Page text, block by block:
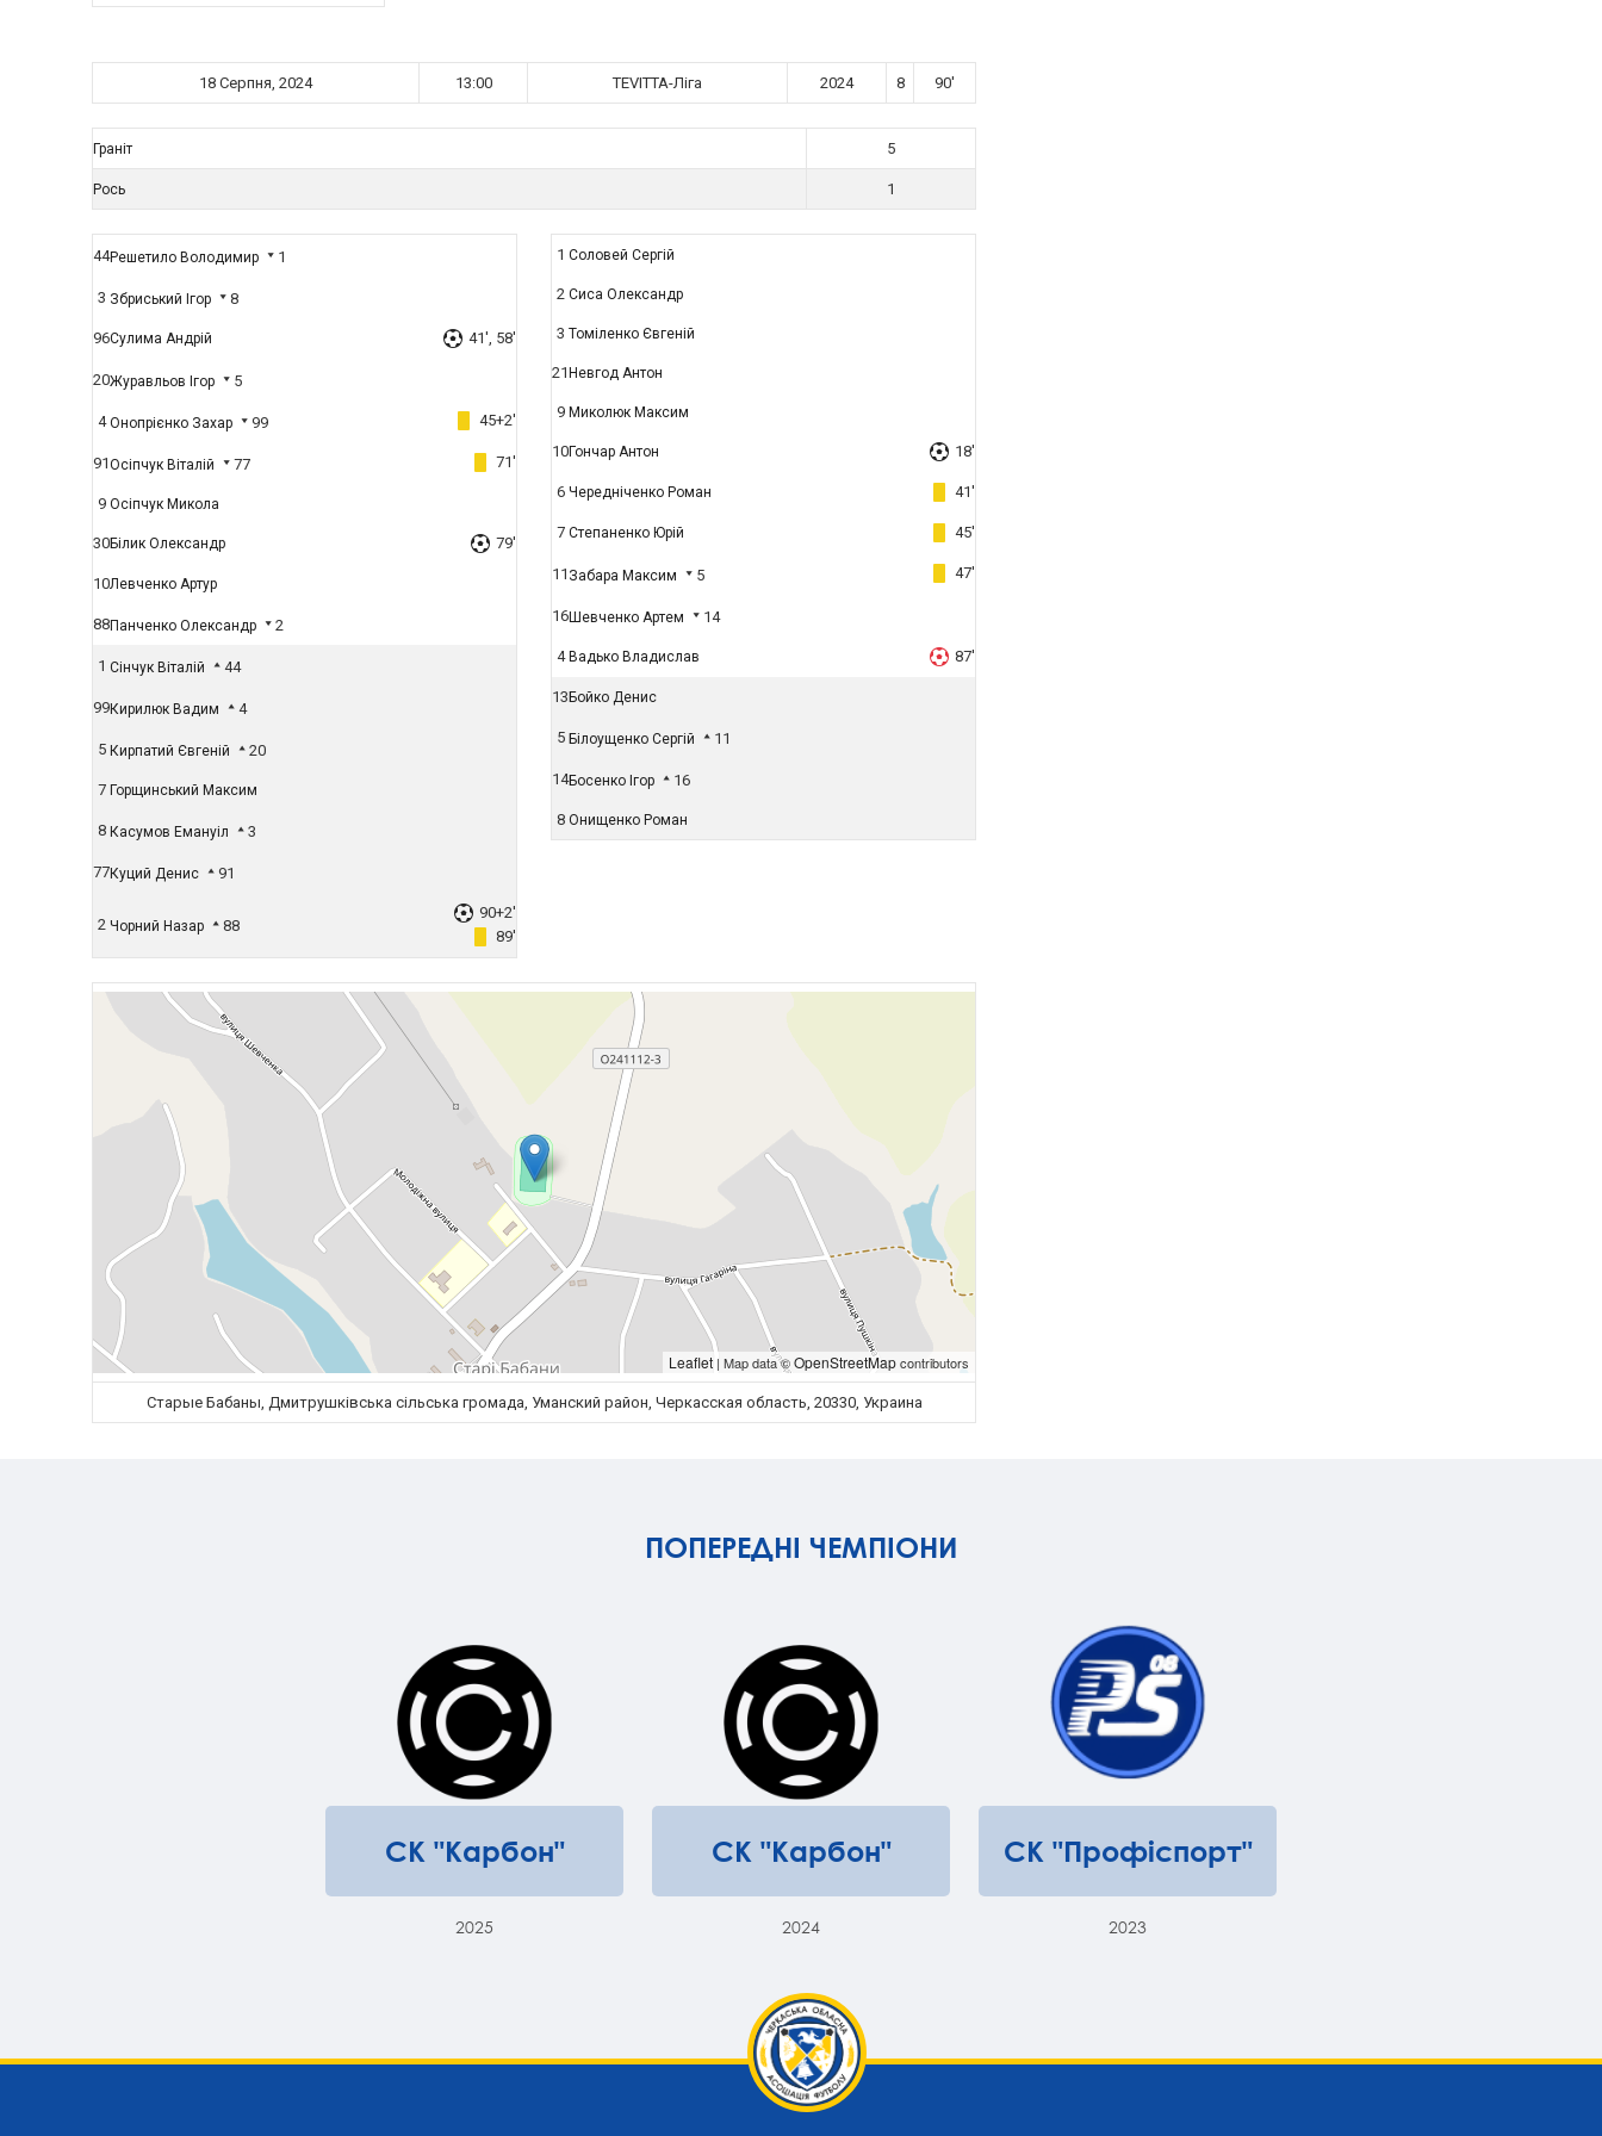
18 Серпня, 2024 13:00 TEVITTA-Ліга 2024 8 90'
Граніт 5
Рось 1
44Решетило Володимир 1
3 Збриський Ігор 8
96Сулима Андрій 41', 58'
20Журавльов Ігор 5
4 Онопрієнко Захар 99 45+2'
91Осіпчук Віталій 77 71'
9 Осіпчук Микола
30Білик Олександр 79'
10Левченко Артур
88Панченко Олександр 2
1 Сінчук Віталій 44
99Кирилюк Вадим 4
5 Кирпатий Євгеній 20
7 Горщинський Максим
8 Касумов Емануіл 3
77Куций Денис 91
2 Чорний Назар 88
90+2'
89'
1 Соловей Сергій
2 Сиса Олександр
3 Томіленко Євгеній
21 Невгод Антон
9 Миколюк Максим
10Гончар Антон 18'
6 Чередніченко Роман 41'
7 Степаненко Юрій 45'
11 Забара Максим 5 47'
16Шевченко Артем 14
4 Вадько Владислав 87'
13 Бойко Денис
5 Білоущенко Сергій 11
14Босенко Ігор 16
8 Онищенко Роман
Leaflet | Map data ©OpenStreetMapcontributors
Старые Бабаны, Дмитрушківська сільська громада, Уманский район, Черкасская область, 20330, Украина
ПОПЕРЕДНІ ЧЕМПІОНИ
СК "Карбон"
2025
СК "Карбон"
2024
СК "Профіспорт"
2023